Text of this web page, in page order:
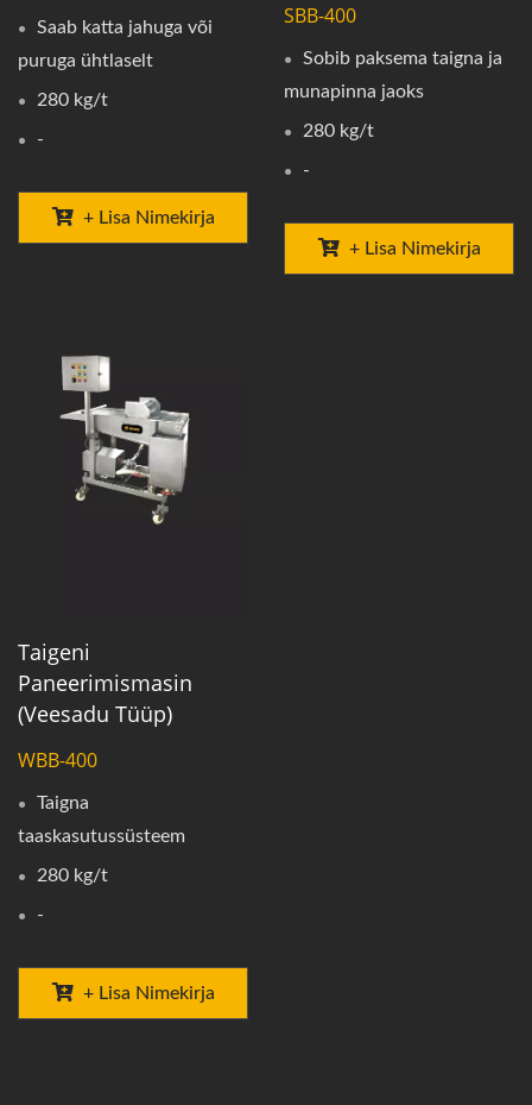
Saab katta jahuga või
puruga ühtlaselt
280 kg/t
-
+ Lisa Nimekirja
SBB-400
Sobib paksema taigna ja
munapinna jaoks
280 kg/t
-
+ Lisa Nimekirja
Taigeni
Paneerimismasin
(veesadu Tüüp)
WBB-400
Taigna
taaskasutussüsteem
280 kg/t
-
+ Lisa Nimekirja